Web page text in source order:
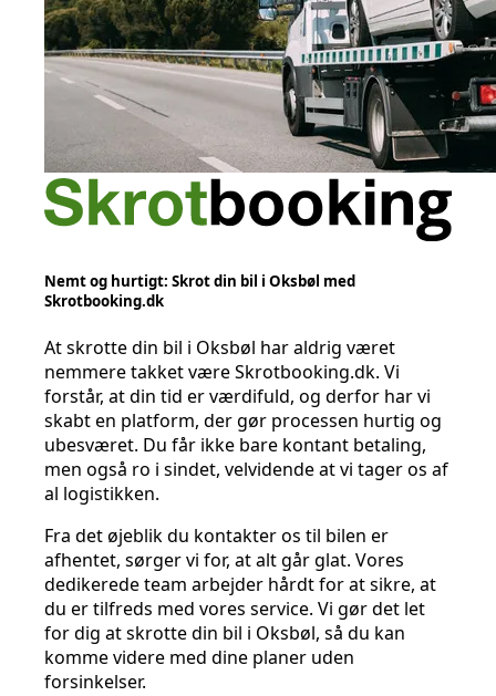
Nemt og hurtigt: Skrot din bil i Oksbøl med
Skrotbooking.dk
At skrotte din bil i Oksbøl har aldrig været
nemmere takket være Skrotbooking.dk. Vi
forstår, at din tid er værdifuld, og derfor har vi
skabt en platform, der gør processen hurtig og
ubesværet. Du får ikke bare kontant betaling,
men også ro i sindet, velvidende at vi tager os af
al logistikken.
Fra det øjeblik du kontakter os til bilen er
afhentet, sørger vi for, at alt går glat. Vores
dedikerede team arbejder hårdt for at sikre, at
du er tilfreds med vores service. Vi gør det let
for dig at skrotte din bil i Oksbøl, så du kan
komme videre med dine planer uden
forsinkelser.